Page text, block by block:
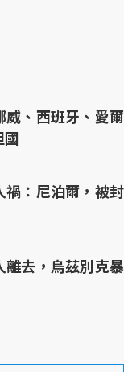
威、西班牙、愛爾
國
禍：尼泊爾，被封
離去，烏茲別克暴